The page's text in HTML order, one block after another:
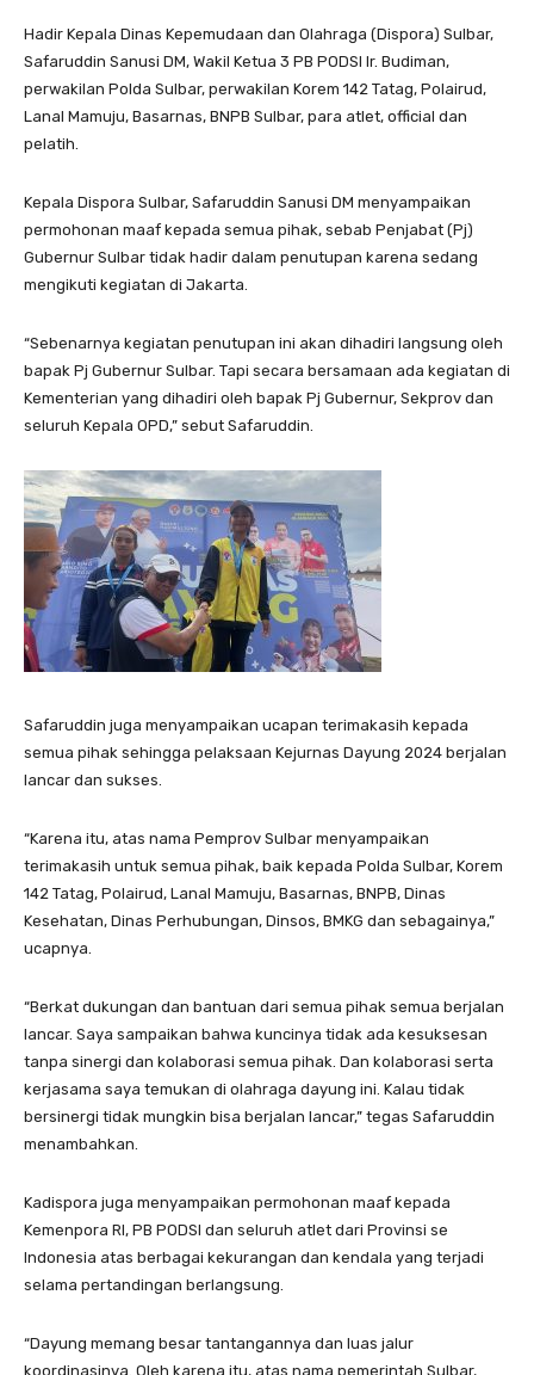
Hadir Kepala Dinas Kepemudaan dan Olahraga (Dispora) Sulbar,
Safaruddin Sanusi DM, Wakil Ketua 3 PB PODSI Ir. Budiman,
perwakilan Polda Sulbar, perwakilan Korem 142 Tatag, Polairud,
Lanal Mamuju, Basarnas, BNPB Sulbar, para atlet, official dan
pelatih.
Kepala Dispora Sulbar, Safaruddin Sanusi DM menyampaikan
permohonan maaf kepada semua pihak, sebab Penjabat (Pj)
Gubernur Sulbar tidak hadir dalam penutupan karena sedang
mengikuti kegiatan di Jakarta.
“Sebenarnya kegiatan penutupan ini akan dihadiri langsung oleh
bapak Pj Gubernur Sulbar. Tapi secara bersamaan ada kegiatan di
Kementerian yang dihadiri oleh bapak Pj Gubernur, Sekprov dan
seluruh Kepala OPD,” sebut Safaruddin.
Safaruddin juga menyampaikan ucapan terimakasih kepada
semua pihak sehingga pelaksaan Kejurnas Dayung 2024 berjalan
lancar dan sukses.
“Karena itu, atas nama Pemprov Sulbar menyampaikan
terimakasih untuk semua pihak, baik kepada Polda Sulbar, Korem
142 Tatag, Polairud, Lanal Mamuju, Basarnas, BNPB, Dinas
Kesehatan, Dinas Perhubungan, Dinsos, BMKG dan sebagainya,”
ucapnya.
“Berkat dukungan dan bantuan dari semua pihak semua berjalan
lancar. Saya sampaikan bahwa kuncinya tidak ada kesuksesan
tanpa sinergi dan kolaborasi semua pihak. Dan kolaborasi serta
kerjasama saya temukan di olahraga dayung ini. Kalau tidak
bersinergi tidak mungkin bisa berjalan lancar,” tegas Safaruddin
menambahkan.
Kadispora juga menyampaikan permohonan maaf kepada
Kemenpora RI, PB PODSI dan seluruh atlet dari Provinsi se
Indonesia atas berbagai kekurangan dan kendala yang terjadi
selama pertandingan berlangsung.
“Dayung memang besar tantangannya dan luas jalur
koordinasinya. Oleh karena itu, atas nama pemerintah Sulbar,